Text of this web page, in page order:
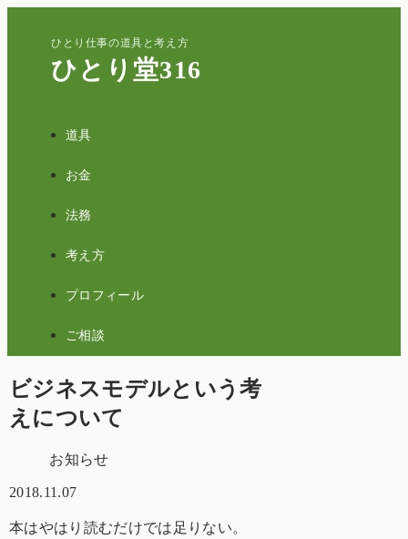
ひとり仕事の道具と考え方
ひとり堂316
道具
お金
法務
考え方
プロフィール
ご相談
ビジネスモデルという考
えについて
お知らせ
2018.11.07
本はやはり読むだけでは足りない。